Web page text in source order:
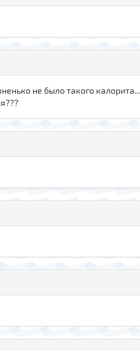
не было такого